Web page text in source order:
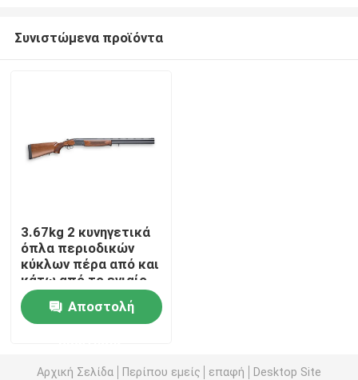
Σπίτι
Προϊόντα
Σχετικά με εμάς
Συνιστώμενα προϊόντα
3.67kg 2 κυνηγετικά
όπλα περιοδικών
κύκλων πέρα από και
κάτω από το ενιαίο
πυροβοληθε'ν
κυνηγετικό όπλο
δράσης σπασιμάτων
Αποστολή
Αρχική Σελίδα Περίπου εμείς επαφή Desktop Site